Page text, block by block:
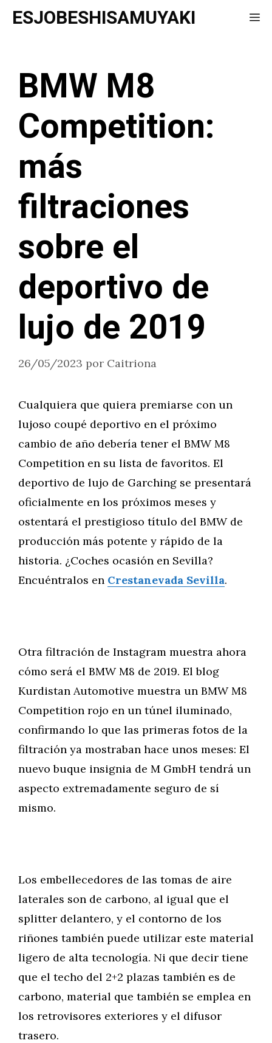
Saltar
ESJOBESHISAMUYAKI
BMW M8
Competition:
más
filtraciones
sobre el
deportivo de
lujo de 2019
26/05/2023 por Caitriona
Cualquiera que quiera premiarse con un
lujoso coupé deportivo en el próximo
cambio de año debería tener el BMW M8
Competition en su lista de favoritos. El
deportivo de lujo de Garching se presentará
oficialmente en los próximos meses y
ostentará el prestigioso título del BMW de
producción más potente y rápido de la
historia. ¿Coches ocasión en Sevilla?
Encuéntralos en Crestanevada Sevilla.
Otra filtración de Instagram muestra ahora
cómo será el BMW M8 de 2019. El blog
Kurdistan Automotive muestra un BMW M8
Competition rojo en un túnel iluminado,
confirmando lo que las primeras fotos de la
filtración ya mostraban hace unos meses: El
nuevo buque insignia de M GmbH tendrá un
aspecto extremadamente seguro de sí
mismo.
Los embellecedores de las tomas de aire
laterales son de carbono, al igual que el
splitter delantero, y el contorno de los
riñones también puede utilizar este material
ligero de alta tecnología. Ni que decir tiene
que el techo del 2+2 plazas también es de
carbono, material que también se emplea en
los retrovisores exteriores y el difusor
trasero.